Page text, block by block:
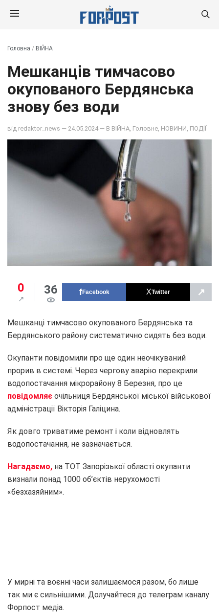
Головна / ВІЙНА
Мешканців тимчасово
окупованого Бердянська
знову без води
від redaktor_news — 24.05.2024 — В ВІЙНА Головне НОВИНИ ПОДІЇ
0 36 Facebook Twitter ↗
Мешканці тимчасово окупованого Бердянська та
Бердянського району систематично сидять без води.
Окупанти повідомили про ще один неочікуваний
прорив в системі. Через чергову аварію перекрили
водопостачання мікрорайону 8 Березня, про це
повідомляє очільниця Бердянської міської військової
адміністрації Вікторія Галіцина.
Як довго триватиме ремонт і коли відновлять
водопостачання, не зазначається.
Нагадаємо, на ТОТ Запорізької області окупанти
визнали понад 1000 об’єктів нерухомості
«безхазяйним».
У мирні та воєнні часи залишаємося разом, бо лише
так ми є сильнішими. Долучайтеся до телеграм каналу
Форпост медіа.